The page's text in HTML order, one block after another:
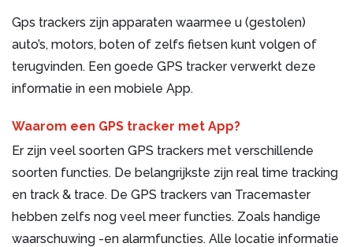
Gps trackers zijn apparaten waarmee u (gestolen)
auto’s, motors, boten of zelfs fietsen kunt volgen of
terugvinden. Een goede GPS tracker verwerkt deze
informatie in een mobiele App.
Waarom een GPS tracker met App?
Er zijn veel soorten GPS trackers met verschillende
soorten functies. De belangrijkste zijn real time tracking
en track & trace. De GPS trackers van Tracemaster
hebben zelfs nog veel meer functies. Zoals handige
waarschuwing -en alarmfuncties. Alle locatie informatie